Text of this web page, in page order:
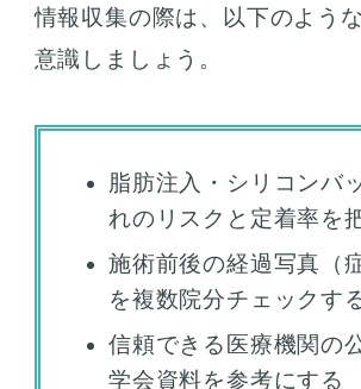
情報収集の際は、以下のよう
意識しましょう。
脂肪注入・シリコンバ
れのリスクと定着率を
施術前後の経過写真（
を複数院分チェックす
信頼できる医療機関の
学会資料を参考にする